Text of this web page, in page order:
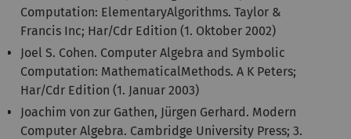
Computation: ElementaryAlgorithms. Taylor &
Francis Inc; Har/Cdr Edition (1. Oktober 2002)
Joel S. Cohen. Computer Algebra and Symbolic
Computation: MathematicalMethods. A K Peters;
Har/Cdr Edition (1. Januar 2003)
Joachim von zur Gathen, Jürgen Gerhard. Modern
Computer Algebra. Cambridge University Press; 3.